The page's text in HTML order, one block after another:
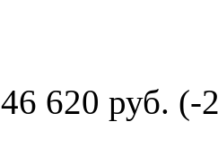
46 620 руб. (-